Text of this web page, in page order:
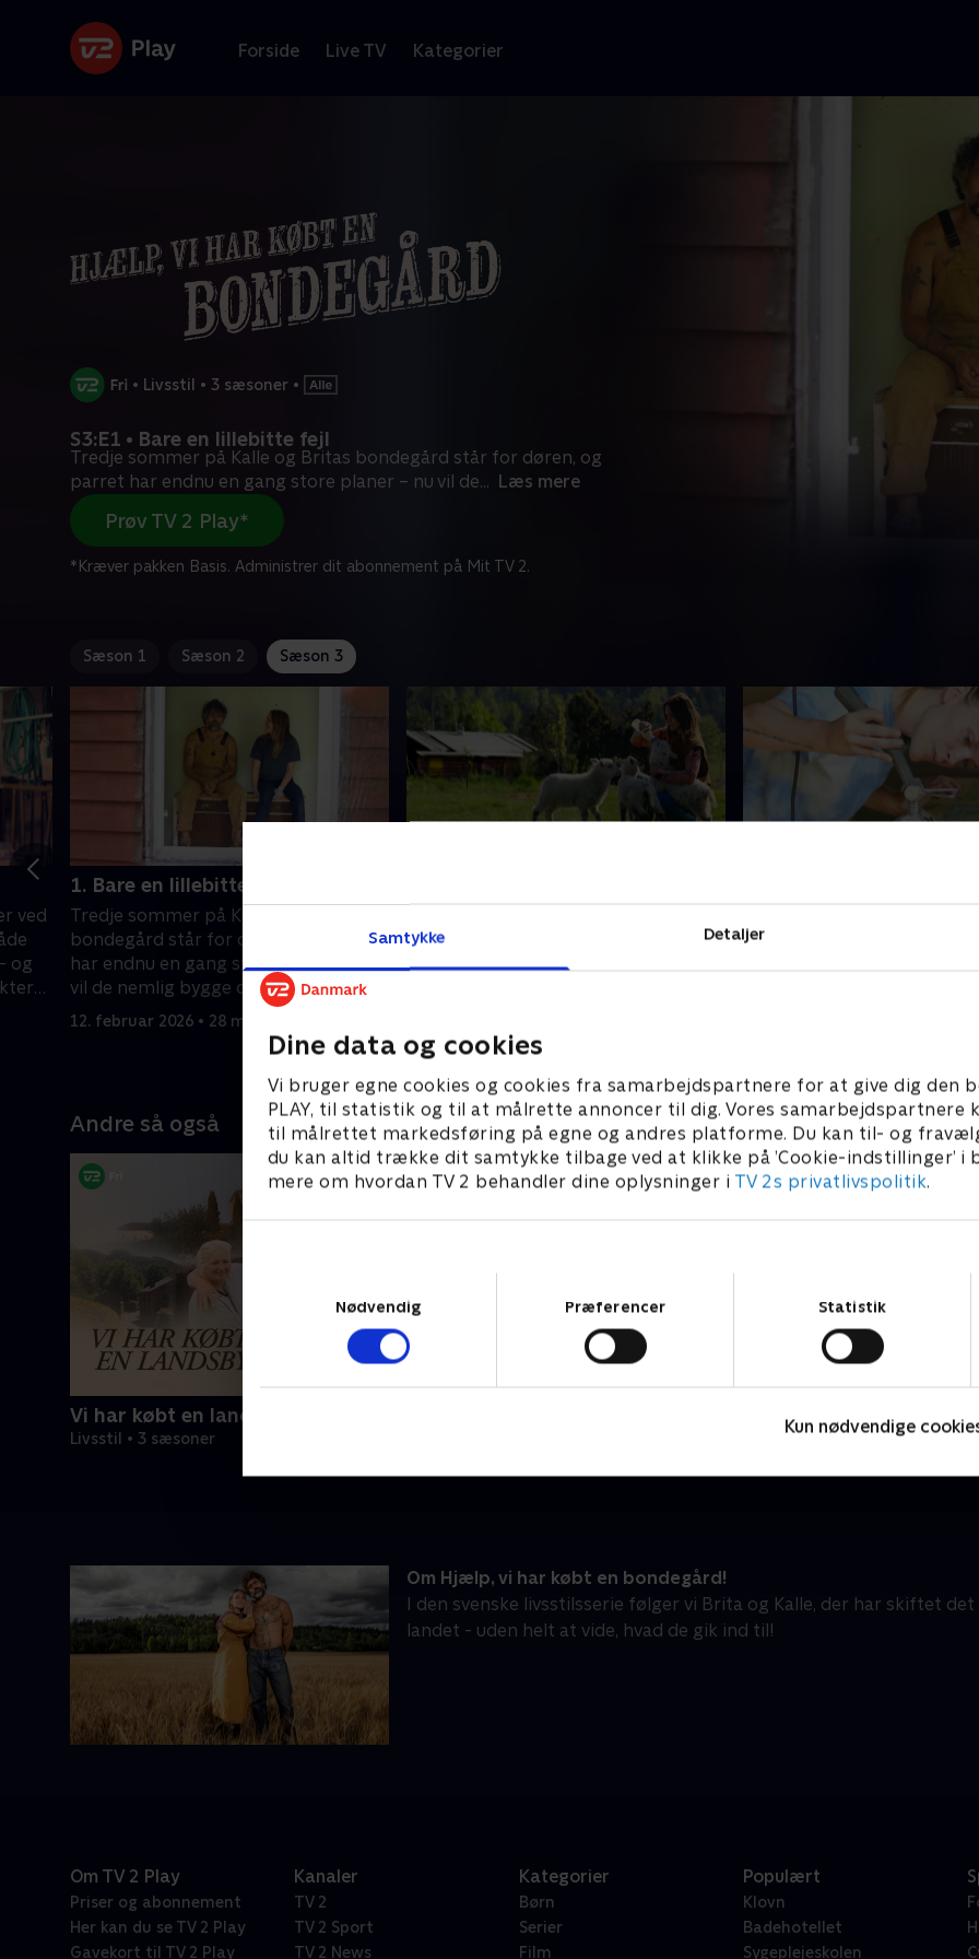
Samtykke Detaljer
Dine data og cookies
Vi bruger egne cookies og cookies fra samarbejdspartnere for at give dig den
PLAY, til statistik og til at målrette annoncer til dig. Vores samarbejdspartnere
til målrettet markedsføring på egne og andres platforme. Du kan til- og
du kan altid trække dit samtykke tilbage ved at klikke på ’Cookie-indstillinger’ i
mere om hvordan TV 2 behandler dine oplysninger i TV 2s privatlivspolitik.
Nødvendig
Præferencer Statistik
Kun nødvendige
Forside Live TV Kategorier
• Livsstil • 3 sæsoner •
S3:E1 • Bare en lillebitte fejl
Tredje sommer på Kalle og Britas bondegård står for døren, og
parret har endnu en gang store planer – nu vil de... Læs mere
Prøv TV 2 Play*
*Kræver pakken Basis. Administrer dit abonnement på Mit TV 2.
Sæson 1 Sæson 2 Sæson 3
ved
og
1. Bare en lillebitte fejl
Tredje sommer på Kalle og Britas
bondegård står for døren, og parret
har endnu en gang store planer – nu
vil de nemlig bygge deres helt egen
sauna.
12. februar 2026 • 28 min
cowboy-livet. Og mens Kalle henter
kalve i Hälsingland, planter Brita
hvordan vil Kalle reagere
Andre så også
Vi har købt en landsby
Livsstil • 3 sæsoner
Om Hjælp, vi har købt en bondegård!
I den svenske livsstilsserie følger vi Brita og Kalle, der har skiftet
landet - uden helt at vide, hvad de gik ind til!
Om TV 2 Play
Priser og abonnement
Her kan du se TV 2 Play
Gavekort til TV 2 Play
Kanaler
TV 2
TV 2 Sport
TV 2 News
Kategorier
Børn
Serier
Film
Populært
Klovn
Badehotellet
Sygeplejeskolen